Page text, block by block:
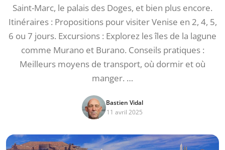
Saint-Marc, le palais des Doges, et bien plus encore.
Itinéraires : Propositions pour visiter Venise en 2, 4, 5,
6 ou 7 jours. Excursions : Explorez les îles de la lagune
comme Murano et Burano. Conseils pratiques :
Meilleurs moyens de transport, où dormir et où
manger. …
Bastien Vidal
11 avril 2025